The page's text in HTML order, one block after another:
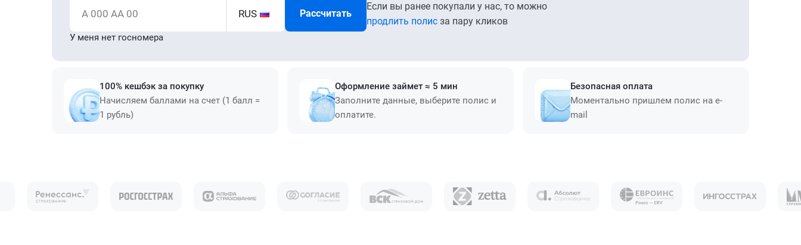
А 000 АА 00 RUS Рассчитать
Если вы ранее покупали у нас, то можно
продлить полис за пару кликов
У меня нет госномера
100% кешбэк за покупку
Начисляем баллами на счет (1 балл =
1 рубль)
Оформление займет ≈ 5 мин
Заполните данные, выберите полис и
оплатите.
Безопасная оплата
Моментально пришлем полис на e-
mail